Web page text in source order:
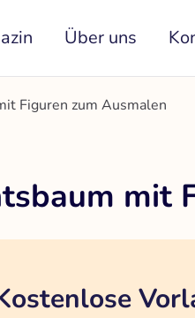
Über uns
Figuren zum Ausmalen
mit